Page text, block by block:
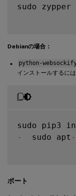
sudo
Debianの場合：
python-
インストールするに
-
  sudo apt
-
ポート